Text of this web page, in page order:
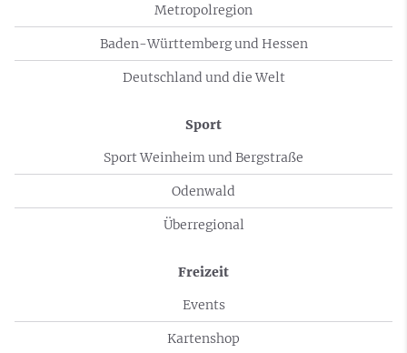
Metropolregion
Baden-Württemberg und Hessen
Deutschland und die Welt
Sport
Sport Weinheim und Bergstraße
Odenwald
Überregional
Freizeit
Events
Kartenshop